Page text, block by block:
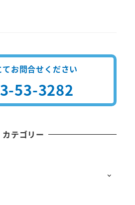
お問合せください
53-3282
カテゴリー